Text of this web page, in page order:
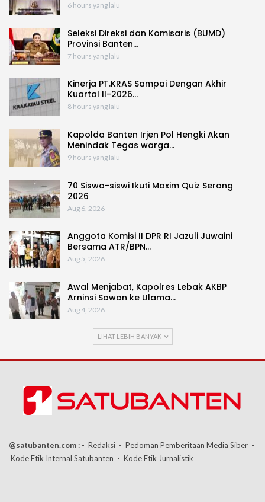
6 hours yang lalu
Seleksi Direksi dan Komisaris (BUMD)
Provinsi Banten…
7 hours yang lalu
Kinerja PT.KRAS Sampai Dengan Akhir
Kuartal II-2026…
8 hours yang lalu
Kapolda Banten Irjen Pol Hengki Akan
Menindak Tegas warga…
9 hours yang lalu
70 Siswa-siswi Ikuti Maxim Quiz Serang
2026
Aug 6, 2026
Anggota Komisi II DPR RI Jazuli Juwaini
Bersama ATR/BPN…
Aug 5, 2026
Awal Menjabat, Kapolres Lebak AKBP
Arninsi Sowan ke Ulama…
Aug 4, 2026
LIHAT LEBIH BANYAK
@satubanten.com : - Redaksi - Pedoman Pemberitaan Media Siber -
Kode Etik Internal Satubanten - Kode Etik Jurnalistik